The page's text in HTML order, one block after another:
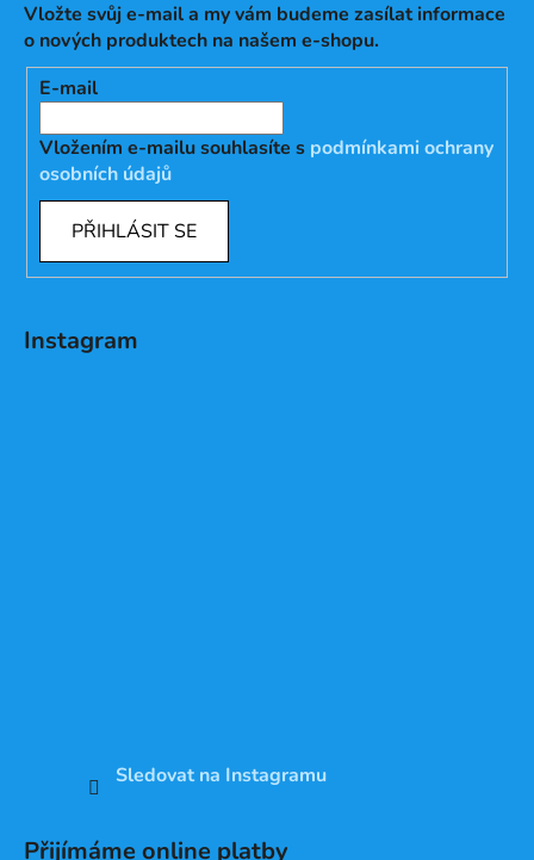
Vložte svůj e-mail a my vám budeme zasílat informace
o nových produktech na našem e-shopu.
E-mail
Vložením e-mailu souhlasíte s podmínkami ochrany
osobních údajů
PŘIHLÁSIT SE
Instagram
Sledovat na Instagramu
Přijímáme online platby